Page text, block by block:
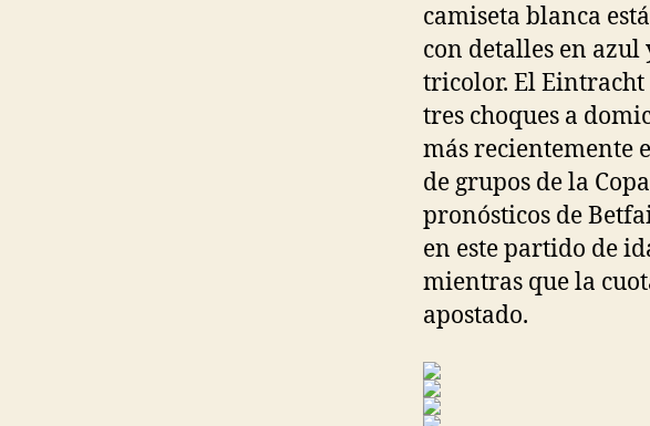
camiseta blanca
con detalles en
tricolor. El
tres choques a
más recientemente
de grupos de la
pronósticos de
en este partido de
mientras que la
apostado.